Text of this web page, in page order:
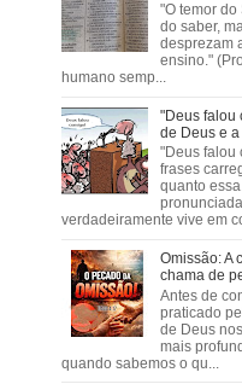
"O temor
do saber,
desprezam
ensino."
humano semp...
"Deus falou
de Deus e
"Deus falou
frases
quanto
verdadeiramente vive em
Omissão: A
chama de
Antes de
praticado
de Deus
mais
quando sabemos o qu...